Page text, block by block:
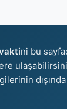
ni bu
dışında